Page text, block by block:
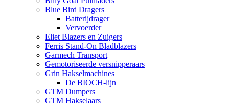
Blue Bird Dragers
Batterijdrager
Vervoerder
Eliet Blazers en Zuigers
Ferris Stand-On Bladblazers
Garmech Transport
Gemotoriseerde versnipperaars
Grin Hakselmachines
De BIOCH-lijn
GTM Dumpers
GTM Hakselaars